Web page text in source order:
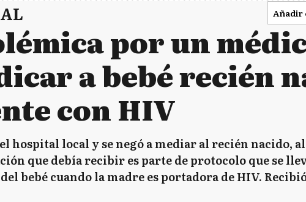
Añadir
por un
a bebé recién
con HIV
hospital local y se negó a mediar al recién nacido,
que debía recibir es parte de protocolo que se
bebé cuando la madre es portadora de HIV.